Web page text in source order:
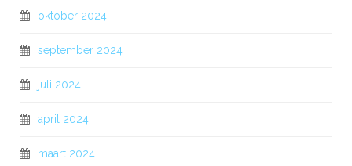
oktober 2024
september 2024
juli 2024
april 2024
maart 2024